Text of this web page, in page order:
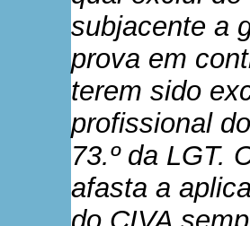
subjacente a
prova em
terem sido
profissional
73.º da LGT.
afasta a